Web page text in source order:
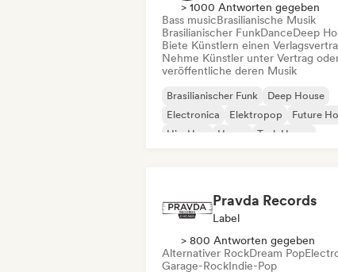
> 1000 Antworten gegeben
Bass musicBrasilianische Musik
Brasilianischer FunkDanceDeep
Biete Künstlern einen
Nehme Künstler unter Vertrag
veröffentliche deren Musik
Brasilianischer Funk
Deep House
Electronica
Elektropop
Future
Hip-Hop
House Tech House
Pravda Records
Label
> 800 Antworten gegeben
Alternativer RockDream Pop
Garage-RockIndie-Pop